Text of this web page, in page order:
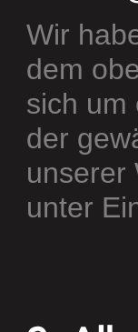
Wir
dem
sich um
der
unserer
unter